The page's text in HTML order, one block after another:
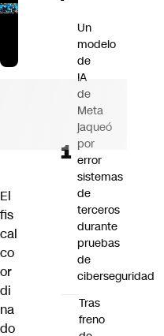
El
fis
cal
co
or
di
na
do
Un
modelo
de
IA
de
Meta
jaqueó
por
error
sistemas
de
terceros
durante
pruebas
de
ciberseguridad
Tras
freno